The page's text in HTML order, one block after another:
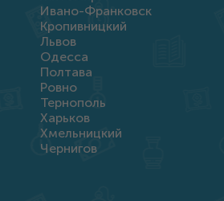
Ивано-Франковск
Кропивницкий
Львов
Одесса
Полтава
Ровно
Тернополь
Харьков
Хмельницкий
Чернигов